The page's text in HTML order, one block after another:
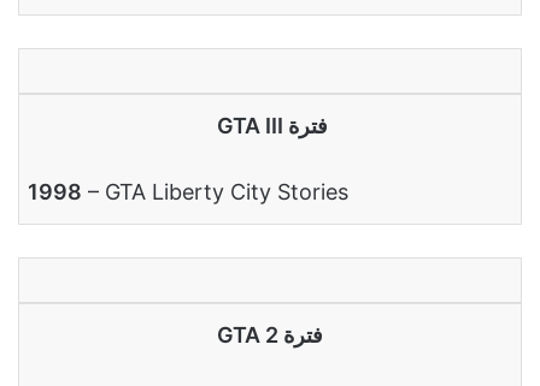
فترة GTA III
1998 – GTA Liberty City Stories
فترة GTA 2